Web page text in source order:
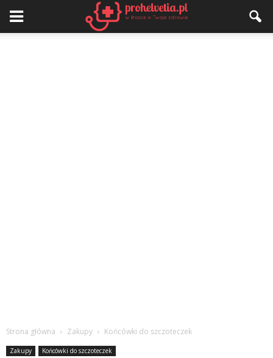
Strona główna Zakupy Końcówki do szczoteczek
Zakupy Końcówki do szczoteczek